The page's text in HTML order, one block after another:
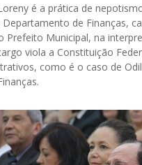
é a prática de
de Finanças,
Municipal, na
viola a Constituição
como é o caso de